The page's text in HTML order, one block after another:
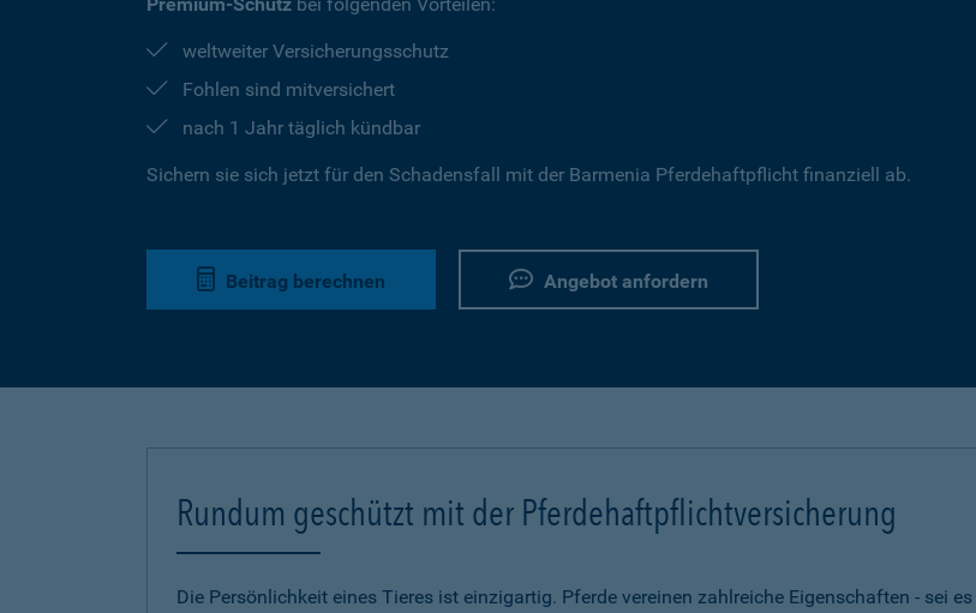
weltweiter Versicherungsschutz
Fohlen sind mitversichert
nach 1 Jahr täglich kündbar
Sichern sie sich jetzt für den Schadensfall mit der Barmenia Pferdehaftpflicht finanziell ab.
Beitrag berechnen Angebot anfordern
Rundum geschützt mit der Pferdehaftpflichtversicherung
Die Persönlichkeit eines Tieres ist einzigartig. Pferde vereinen zahlreiche Eigenschaften - sei